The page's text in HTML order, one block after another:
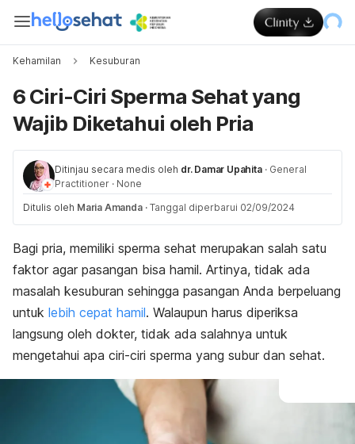
Kehamilan Kesuburan
6 Ciri-Ciri Sperma Sehat yang
Wajib Diketahui oleh Pria
Ditinjau secara medis oleh dr. Damar Upahita · General
Practitioner · None
Ditulis oleh Maria Amanda · Tanggal diperbarui 02/09/2024
Bagi pria, memiliki sperma sehat merupakan salah satu
faktor agar pasangan bisa hamil. Artinya, tidak ada
masalah kesuburan sehingga pasangan Anda berpeluang
untuk lebih cepat hamil. Walaupun harus diperiksa
langsung oleh dokter, tidak ada salahnya untuk
mengetahui apa ciri-ciri sperma yang subur dan sehat.